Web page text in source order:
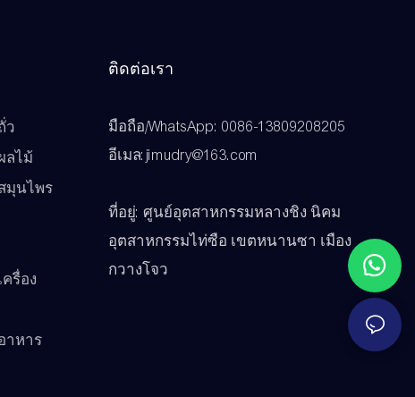
ว
ลไม้
มุนไพร
รื่อง
าหาร
ติดต่อเรา
มือถือ/WhatsApp: 0086-13809208205
อีเมล:jimudry@163.com
ที่อยู่: ศูนย์อุตสาหกรรมหลางชิง นิคม
อุตสาหกรรมไท่ซือ เขตหนานซา เมือง
กวางโจว